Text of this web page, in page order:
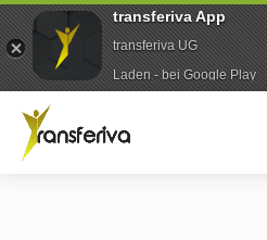
transferiva App
transferiva UG
Laden - bei Google Play